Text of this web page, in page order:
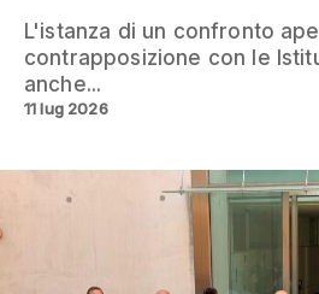
L'istanza di un confronto
contrapposizione con le
anche...
11 lug 2026